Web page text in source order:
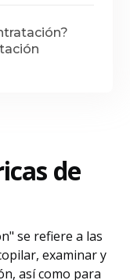
de
se refiere a las
examinar y
así como para